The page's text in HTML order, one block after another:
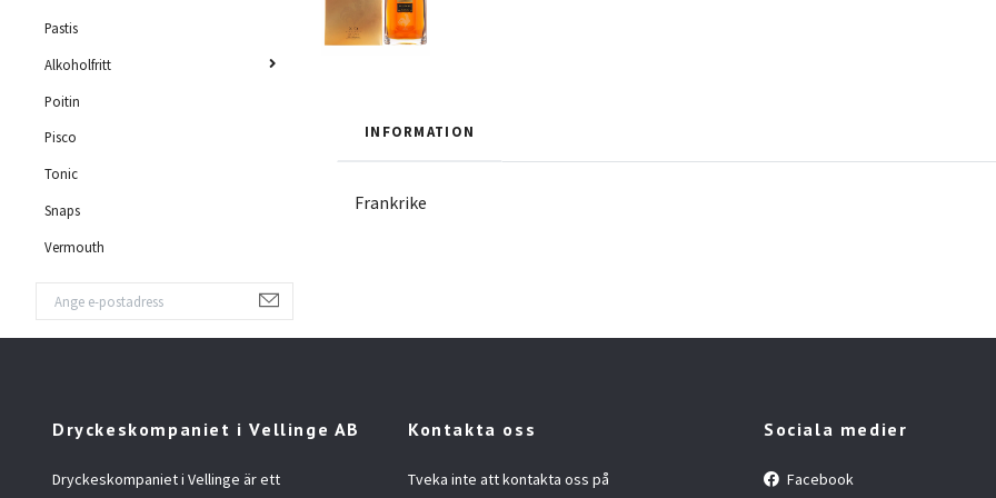
Pastis
Alkoholfritt
Poitin
Pisco
Tonic
Snaps
Vermouth
INFORMATION
Frankrike
Dryckeskompaniet i Vellinge AB
Dryckeskompaniet i Vellinge är ett
Kontakta oss
Tveka inte att kontakta oss på
Sociala medier
Facebook